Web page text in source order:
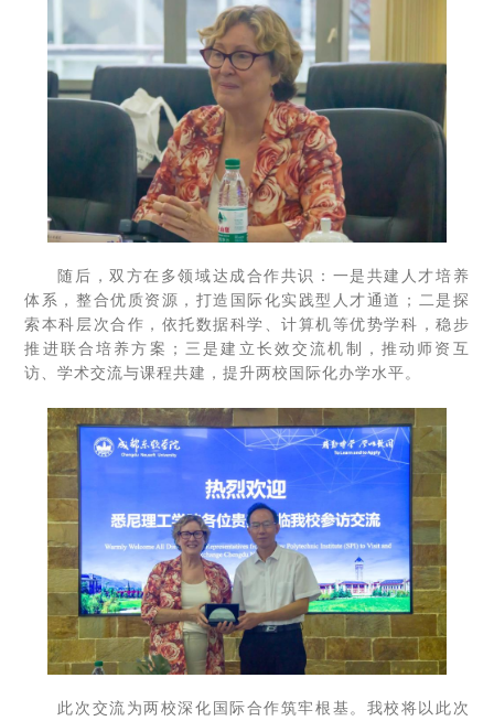
随后，双方在多领域达成合作共识：一是共建人才培养
体系，整合优质资源，打造国际化实践型人才通道；二是探
索本科层次合作，依托数据科学、计算机等优势学科，稳步
推进联合培养方案；三是建立长效交流机制，推动师资互
访、学术交流与课程共建，提升两校国际化办学水平。
此次交流为两校深化国际合作筑牢根基。我校将以此次